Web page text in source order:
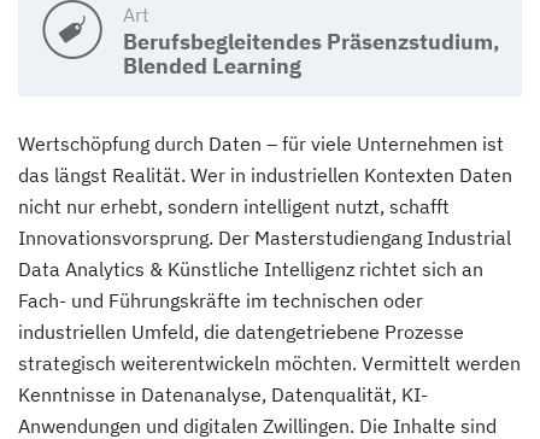
Art
Berufsbegleitendes Präsenzstudium,
Blended Learning
Wertschöpfung durch Daten – für viele Unternehmen ist
das längst Realität. Wer in industriellen Kontexten Daten
nicht nur erhebt, sondern intelligent nutzt, schafft
Innovationsvorsprung. Der Masterstudiengang Industrial
Data Analytics & Künstliche Intelligenz richtet sich an
Fach- und Führungskräfte im technischen oder
industriellen Umfeld, die datengetriebene Prozesse
strategisch weiterentwickeln möchten. Vermittelt werden
Kenntnisse in Datenanalyse, Datenqualität, KI-
Anwendungen und digitalen Zwillingen. Die Inhalte sind